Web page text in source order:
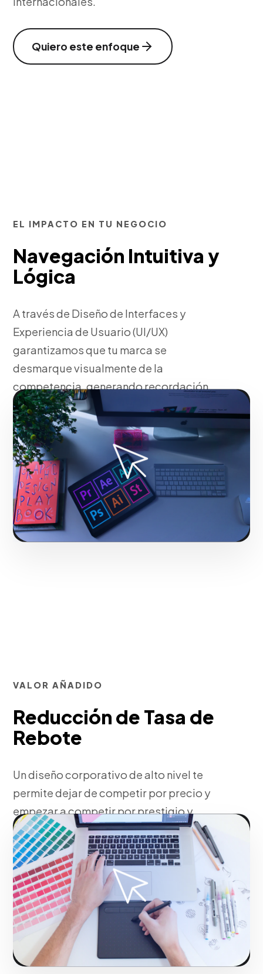
Quiero este enfoque
EL IMPACTO EN TU NEGOCIO
Navegación Intuitiva y
Lógica
A través de Diseño de Interfaces y
Experiencia de Usuario (UI/UX)
garantizamos que tu marca se
desmarque visualmente de la
competencia, generando recordación
inmediata.
Fase 1:Investigación de arquetipos y psicología del
consumidor.
Solicitar servicio
VALOR AÑADIDO
Reducción de Tasa de
Rebote
Un diseño corporativo de alto nivel te
permite dejar de competir por precio y
empezar a competir por prestigio y
calidad.
Fase 2:Bocetaje, vectorización y propuestas
visuales de Diseño de Interfaces y Experiencia de
Usuario (UI/UX).
Iniciar proyecto